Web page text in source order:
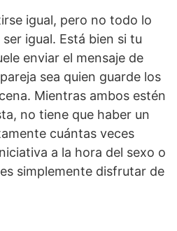
igual, pero no todo lo
igual. Está bien si tu
enviar el mensaje de
sea quien guarde los
Mientras ambos estén
no tiene que haber un
cuántas veces
a la hora del sexo o
simplemente disfrutar de